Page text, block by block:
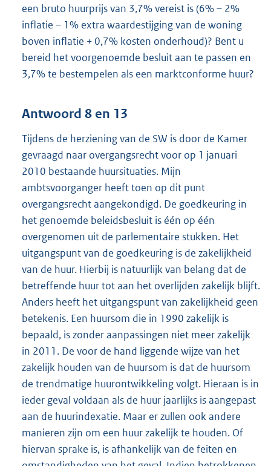
een bruto huurprijs van 3,7% vereist is (6% – 2%
inflatie – 1% extra waardestijging van de woning
boven inflatie + 0,7% kosten onderhoud)? Bent u
bereid het voorgenoemde besluit aan te passen en
3,7% te bestempelen als een marktconforme huur?
Antwoord 8 en 13
Tijdens de herziening van de SW is door de Kamer
gevraagd naar overgangsrecht voor op 1 januari
2010 bestaande huursituaties. Mijn
ambtsvoorganger heeft toen op dit punt
overgangsrecht aangekondigd. De goedkeuring in
het genoemde beleidsbesluit is één op één
overgenomen uit de parlementaire stukken. Het
uitgangspunt van de goedkeuring is de zakelijkheid
van de huur. Hierbij is natuurlijk van belang dat de
betreffende huur tot aan het overlijden zakelijk blijft.
Anders heeft het uitgangspunt van zakelijkheid geen
betekenis. Een huursom die in 1990 zakelijk is
bepaald, is zonder aanpassingen niet meer zakelijk
in 2011. De voor de hand liggende wijze van het
zakelijk houden van de huursom is dat de huursom
de trendmatige huurontwikkeling volgt. Hieraan is in
ieder geval voldaan als de huur jaarlijks is aangepast
aan de huurindexatie. Maar er zullen ook andere
manieren zijn om een huur zakelijk te houden. Of
hiervan sprake is, is afhankelijk van de feiten en